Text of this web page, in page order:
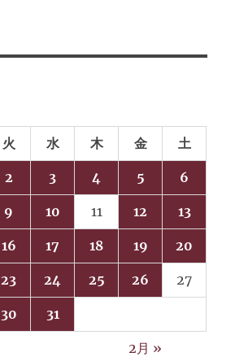
火 水 木 金 土
2 3 4 5 6
9 10 11 12 13
16 17 18 19 20
23 24 25 26 27
30 31
2月 »